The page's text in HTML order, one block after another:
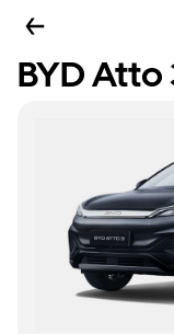
BYD